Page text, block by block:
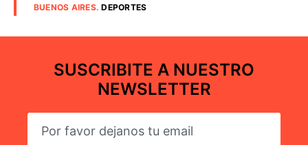
BUENOS AIRES.DEPORTES
SUSCRIBITE A NUESTRO
NEWSLETTER